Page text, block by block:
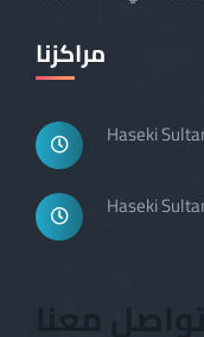
مراكزنا
Haseki
Haseki
تواصل معنا